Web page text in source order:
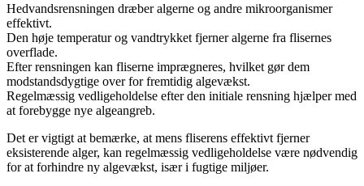
Hedvandsrensningen dræber algerne og andre mikroorganismer
effektivt.
Den høje temperatur og vandtrykket fjerner algerne fra flisernes
overflade.
Efter rensningen kan fliserne imprægneres, hvilket gør dem
modstandsdygtige over for fremtidig algevækst.
Regelmæssig vedligeholdelse efter den initiale rensning hjælper med
at forebygge nye algeangreb.
Det er vigtigt at bemærke, at mens fliserens effektivt fjerner
eksisterende alger, kan regelmæssig vedligeholdelse være nødvendig
for at forhindre ny algevækst, især i fugtige miljøer.